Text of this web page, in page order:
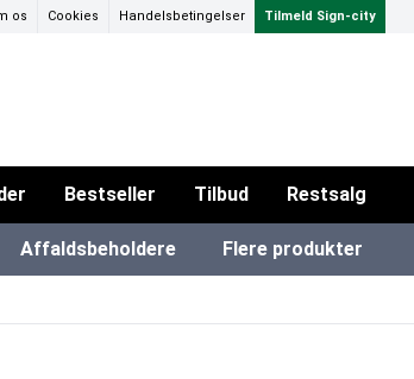
os Cookies Handelsbetingelser Tilmeld Sign-city
Bestseller Tilbud Restsalg
Affaldsbeholdere Flere produkter